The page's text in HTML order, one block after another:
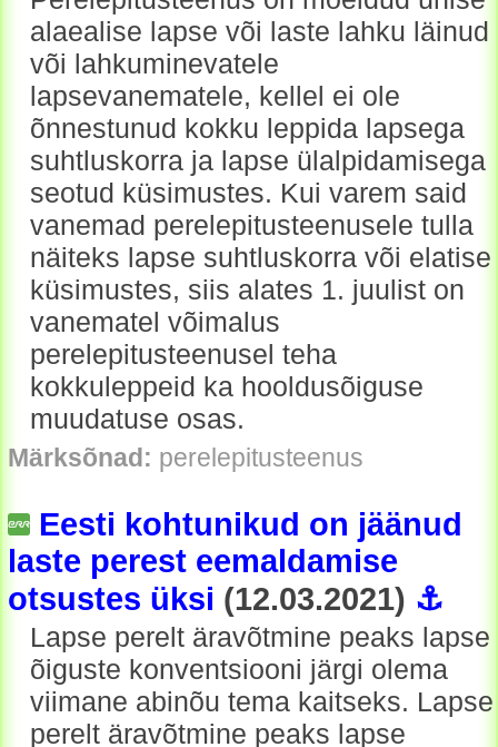
alaealise lapse või laste lahku läinud
või lahkuminevatele
lapsevanematele, kellel ei ole
õnnestunud kokku leppida lapsega
suhtluskorra ja lapse ülalpidamisega
seotud küsimustes. Kui varem said
vanemad perelepitusteenusele tulla
näiteks lapse suhtluskorra või elatise
küsimustes, siis alates 1. juulist on
vanematel võimalus
perelepitusteenusel teha
kokkuleppeid ka hooldusõiguse
muudatuse osas.
Märksõnad: perelepitusteenus
Eesti kohtunikud on jäänud
laste perest eemaldamise
otsustes üksi (12.03.2021) ⚓
Lapse perelt äravõtmine peaks lapse
õiguste konventsiooni järgi olema
viimane abinõu tema kaitseks. Lapse
perelt äravõtmine peaks lapse